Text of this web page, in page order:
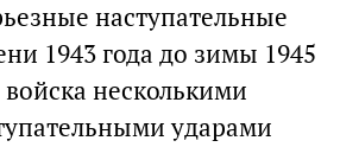
наступательные
1943 года до зимы 1945
войска несколькими
ударами